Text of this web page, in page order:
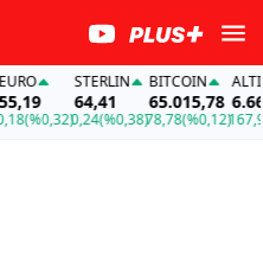
(%0,32)
STERLIN
64,41
0,24(%0,38)
BITCOIN
65.015,78
78,78(%0,12)
ALTIN
167,96